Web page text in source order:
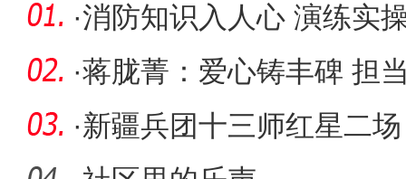
·消防知识入人心 演练
三团中学
·蒋胧菁：爱心铸丰碑 担
·新疆兵团十三师红星二